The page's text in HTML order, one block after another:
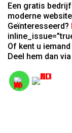
Een gratis
moderne
Geïnteresseerd?
Of kent u
Deel hem dan